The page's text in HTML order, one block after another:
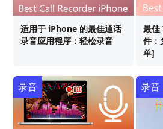
适用于 iPhone 的最佳通话
录音应用程序：轻松录音
最佳
件：
单]
录音 录音